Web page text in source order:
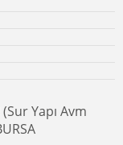
Yapı Avm